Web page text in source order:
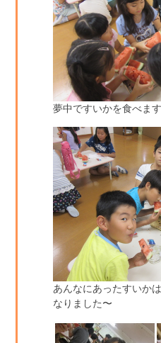
夢中ですいかを食べます
あんなにあったすいか
なりました〜